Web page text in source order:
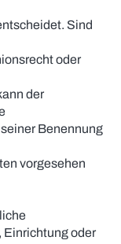
Sind
oder
der
Benennung
vorgesehen
Einrichtung oder